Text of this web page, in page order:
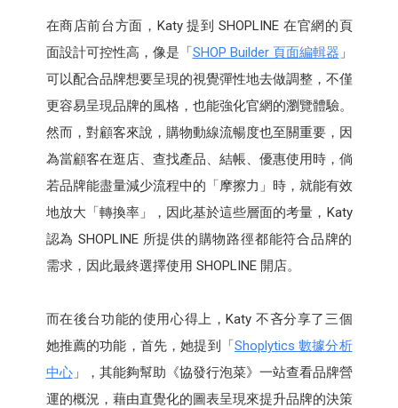
在商店前台方面，Katy 提到 SHOPLINE 在官網的頁
面設計可控性高，像是「SHOP Builder 頁面編輯器 」
可以配合品牌想要呈現的視覺彈性地去做調整，不僅
更容易呈現品牌的風格，也能強化官網的瀏覽體驗。
然而，對顧客來說，購物動線流暢度也至關重要，因
為當顧客在逛店、查找產品、結帳、優惠使用時，倘
若品牌能盡量減少流程中的「摩擦力」時，就能有效
地放大「轉換率」，因此基於這些層面的考量，Katy
認為 SHOPLINE 所提供的購物路徑都能符合品牌的
需求，因此最終選擇使用 SHOPLINE 開店。
而在後台功能的使用心得上，Katy 不吝分享了三個
她推薦的功能，首先，她提到「Shoplytics 數據分析
中心」，其能夠幫助《協發行泡菜》一站查看品牌營
運的概況，藉由直覺化的圖表呈現來提升品牌的決策